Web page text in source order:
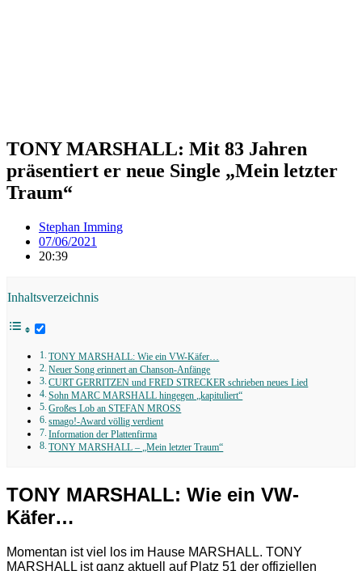
TONY MARSHALL: Mit 83 Jahren
präsentiert er neue Single „Mein letzter
Traum“
Stephan Imming
07/06/2021
20:39
Inhaltsverzeichnis
TONY MARSHALL: Wie ein VW-Käfer…
Neuer Song erinnert an Chanson-Anfänge
CURT GERRITZEN und FRED STRECKER schrieben neues Lied
Sohn MARC MARSHALL hingegen „kapituliert“
Großes Lob an STEFAN MROSS
smago!-Award völlig verdient
Information der Plattenfirma
TONY MARSHALL – „Mein letzter Traum“
TONY MARSHALL: Wie ein VW-
Käfer…
Momentan ist viel los im Hause MARSHALL. TONY
MARSHALL ist ganz aktuell auf Platz 51 der offiziellen